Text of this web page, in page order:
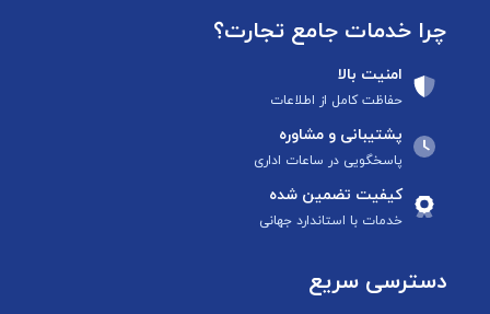
چرا خدمات جامع تجارت؟
امنیت بالا
حفاظت کامل از اطلاعات
پشتیبانی و مشاوره
پاسخگویی در ساعات اداری
کیفیت تضمین شده
خدمات با استاندارد جهانی
دسترسی سریع